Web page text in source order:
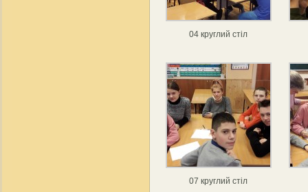
04 круглий стіл
07 круглий стіл